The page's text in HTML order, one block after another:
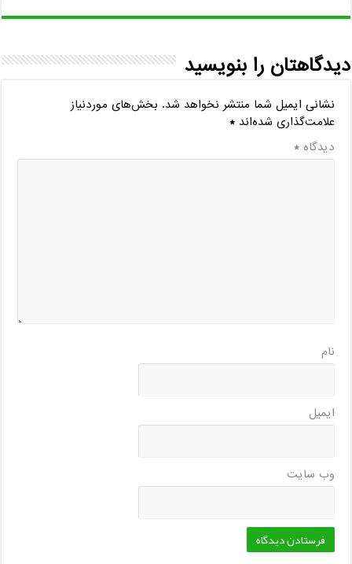
دیدگاهتان را بنویسید
نشانی ایمیل شما منتشر نخواهد شد. بخش‌های موردنیاز
علامت‌گذاری شده‌اند*
دیدگاه*
نام
ایمیل
وب‌ سایت